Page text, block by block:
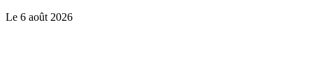
Le 6 août 2026